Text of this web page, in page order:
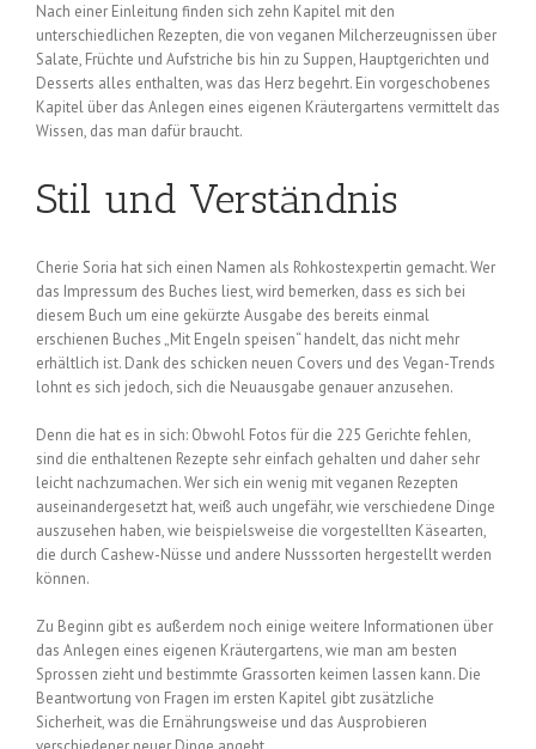
Nach einer Einleitung finden sich zehn Kapitel mit den
unterschiedlichen Rezepten, die von veganen Milcherzeugnissen über
Salate, Früchte und Aufstriche bis hin zu Suppen, Hauptgerichten und
Desserts alles enthalten, was das Herz begehrt. Ein vorgeschobenes
Kapitel über das Anlegen eines eigenen Kräutergartens vermittelt das
Wissen, das man dafür braucht.
Stil und Verständnis
Cherie Soria hat sich einen Namen als Rohkostexpertin gemacht. Wer
das Impressum des Buches liest, wird bemerken, dass es sich bei
diesem Buch um eine gekürzte Ausgabe des bereits einmal
erschienen Buches „Mit Engeln speisen“ handelt, das nicht mehr
erhältlich ist. Dank des schicken neuen Covers und des Vegan-Trends
lohnt es sich jedoch, sich die Neuausgabe genauer anzusehen.
Denn die hat es in sich: Obwohl Fotos für die 225 Gerichte fehlen,
sind die enthaltenen Rezepte sehr einfach gehalten und daher sehr
leicht nachzumachen. Wer sich ein wenig mit veganen Rezepten
auseinandergesetzt hat, weiß auch ungefähr, wie verschiedene Dinge
auszusehen haben, wie beispielsweise die vorgestellten Käsearten,
die durch Cashew-Nüsse und andere Nusssorten hergestellt werden
können.
Zu Beginn gibt es außerdem noch einige weitere Informationen über
das Anlegen eines eigenen Kräutergartens, wie man am besten
Sprossen zieht und bestimmte Grassorten keimen lassen kann. Die
Beantwortung von Fragen im ersten Kapitel gibt zusätzliche
Sicherheit, was die Ernährungsweise und das Ausprobieren